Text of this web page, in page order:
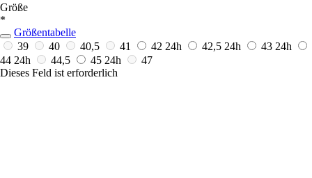
Größe
*
Größentabelle
39
40 40,5 41 42 24h 42,5 24h 43 24h
44 24h 44,5 45 24h
47
Dieses Feld ist erforderlich